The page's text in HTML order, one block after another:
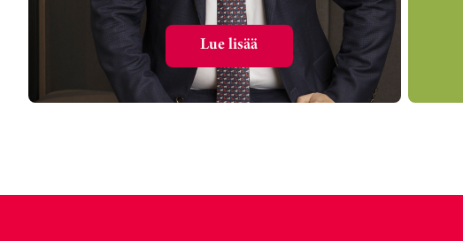
Lue lisää